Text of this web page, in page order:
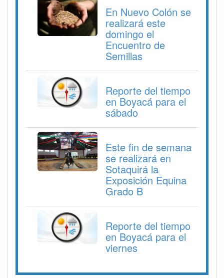
En Nuevo Colón se
realizará este
domingo el
Encuentro de
Semillas
Reporte del tiempo
en Boyacá para el
sábado
Este fin de semana
se realizará en
Sotaquirá la
Exposición Equina
Grado B
Reporte del tiempo
en Boyacá para el
viernes